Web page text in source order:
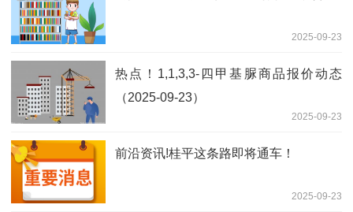
2025-09-23
热点！1,1,3,3-四甲基脲商品报价动态
（2025-09-23）
2025-09-23
前沿资讯!桂平这条路即将通车！
2025-09-23